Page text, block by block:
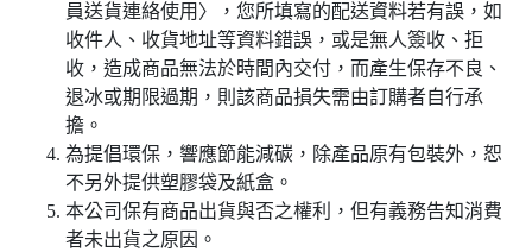
員送貨連絡使用〉，您所填寫的配送資料若有誤，如
收件人、收貨地址等資料錯誤，或是無人簽收、拒
收，造成商品無法於時間內交付，而產生保存不良、
退冰或期限過期，則該商品損失需由訂購者自行承
擔。
為提倡環保，響應節能減碳，除產品原有包裝外，恕
不另外提供塑膠袋及紙盒。
本公司保有商品出貨與否之權利，但有義務告知消費
者未出貨之原因。